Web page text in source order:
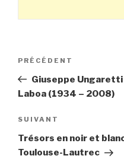
Navigation
l’article
Article
précédent
PRÉCÉDENT
Giuseppe
Laboa (1934 – 2008)
Article
suivant
SUIVANT
Trésors en noir et
Toulouse-Lautrec